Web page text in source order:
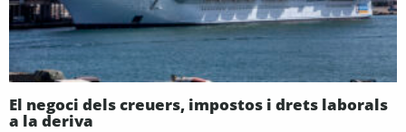
El negoci dels creuers, impostos i drets laborals
a la deriva